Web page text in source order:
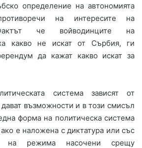
определение на автономията
на интересите на
че войводинците на
какво не искат от Сърбия, ги
да кажат какво искат за
система зависят от
възможности и в този смисъл
форма на политическа система
е наложена с диктатура или със
на режима насочени срещу